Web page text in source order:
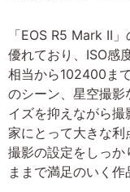
「EOS R5 Mark II
優れており、ISO感
相当から102400ま
のシーン、星空撮影
イズを抑えながら
家にとって大きな利
撮影の設定をしっ
ままで満足のいく作